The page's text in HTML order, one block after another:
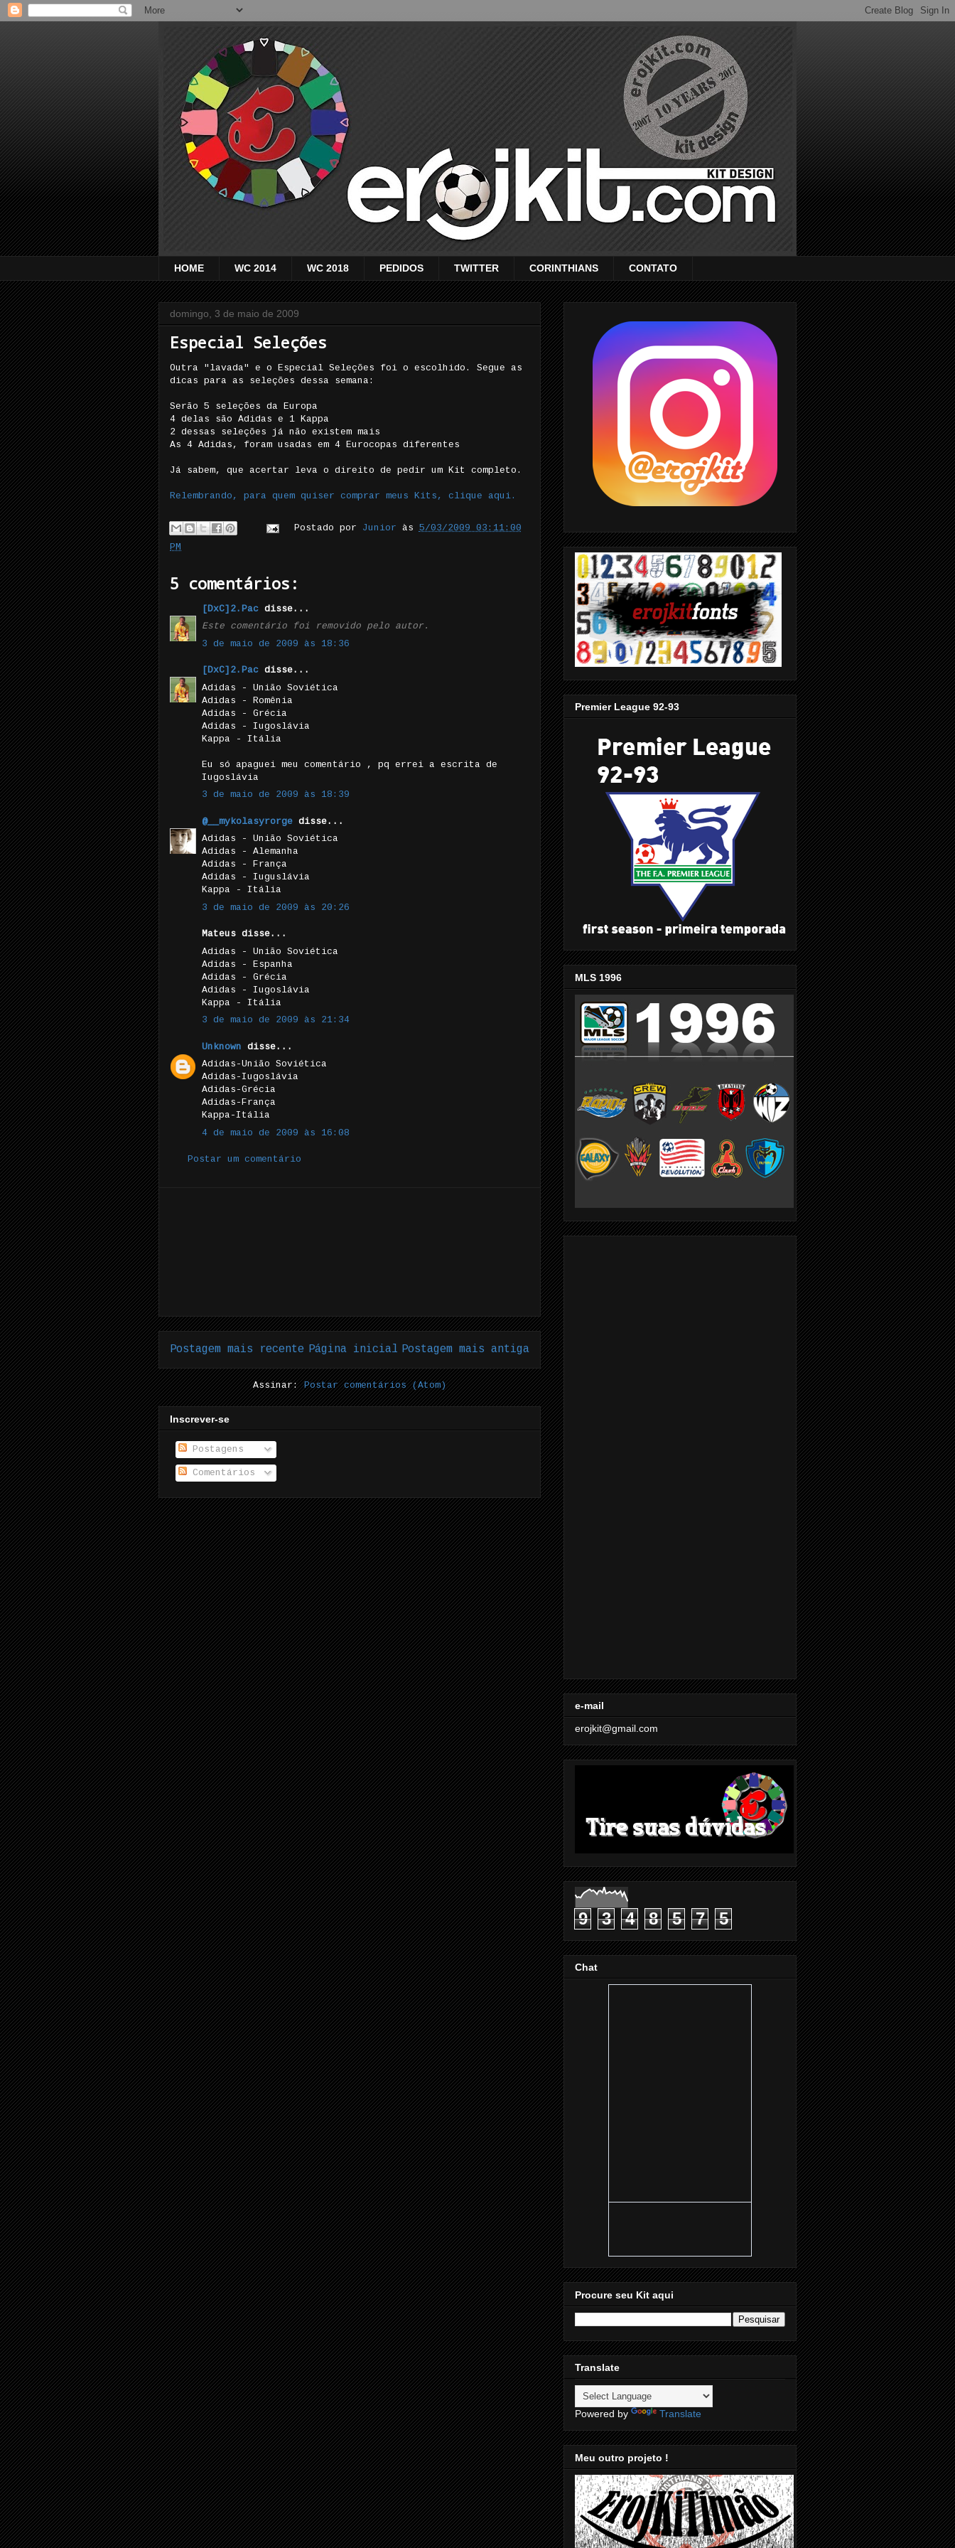
HOME WC 2014 WC 2018 PEDIDOS TWITTER CORINTHIANS CONTATO
domingo, 3 de maio de 2009
Especial Seleções
Outra "lavada" e o Especial Seleções foi o escolhido. Segue as
dicas para as seleções dessa semana:
Serão 5 seleções da Europa
4 delas são Adidas e 1 Kappa
2 dessas seleções já não existem mais
As 4 Adidas, foram usadas em 4 Eurocopas diferentes
Já sabem, que acertar leva o direito de pedir um Kit completo.
Relembrando, para quem quiser comprar meus Kits, clique aqui.
Postado por Junior às 5/03/2009 03:11:00
PM
5 comentários:
[DxC]2.Pac disse...
Este comentário foi removido pelo autor.
3 de maio de 2009 às 18:36
[DxC]2.Pac disse...
Adidas - União Soviética
Adidas - Romênia
Adidas - Grécia
Adidas - Iugoslávia
Kappa - Itália
Eu só apaguei meu comentário , pq errei a escrita de
Iugoslávia
3 de maio de 2009 às 18:39
@__mykolasyrorge disse...
Adidas - União Soviética
Adidas - Alemanha
Adidas - França
Adidas - Iuguslávia
Kappa - Itália
3 de maio de 2009 às 20:26
Mateus disse...
Adidas - União Soviética
Adidas - Espanha
Adidas - Grécia
Adidas - Iugoslávia
Kappa - Itália
3 de maio de 2009 às 21:34
Unknown disse...
Adidas-União Soviética
Adidas-Iugoslávia
Adidas-Grécia
Adidas-França
Kappa-Itália
4 de maio de 2009 às 16:08
Postar um comentário
Postagem mais recente Postagem mais antiga
Página inicial
Assinar:Postar comentários (Atom)
Inscrever-se
Postagens
Comentários
Premier League 92-93
MLS 1996
e-mail
erojkit@gmail.com
9 3 4 8 5 7 5
Chat
Procure seu Kit aqui
Translate
Powered by Translate
Meu outro projeto !